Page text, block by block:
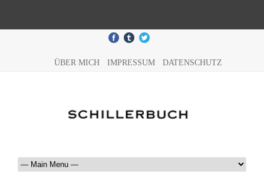
ÜBER MICH IMPRESSUM DATENSCHUTZ